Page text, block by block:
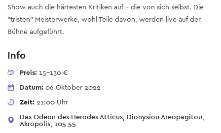
Show auch die härtesten Kritiken auf - die von sich selbst. Die
"tristen" Meisterwerke, wohl Teile davon, werden live auf der
Bühne aufgeführt.
Info
Preis: 15-130 €
Datum: 06 Oktober 2022
Zeit: 21:00 Uhr
Das Odeon des Herodes Atticus, Dionysiou Areopagitou,
Akropolis, 105 55